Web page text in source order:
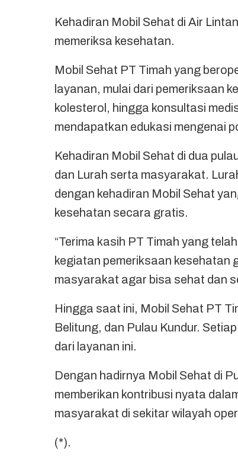
Kehadiran Mobil Sehat di Air
memeriksa kesehatan.
Mobil Sehat PT Timah yang
layanan, mulai dari pemeriksaan
kolesterol, hingga konsultasi
mendapatkan edukasi mengenai
Kehadiran Mobil Sehat di dua
dan Lurah serta masyarakat.
dengan kehadiran Mobil Sehat
kesehatan secara gratis.
“Terima kasih PT Timah yang
kegiatan pemeriksaan kesehatan
masyarakat agar bisa sehat dan
Hingga saat ini, Mobil Sehat PT
Belitung, dan Pulau Kundur.
dari layanan ini.
Dengan hadirnya Mobil Sehat di
memberikan kontribusi nyata
masyarakat di sekitar wilayah
(*).